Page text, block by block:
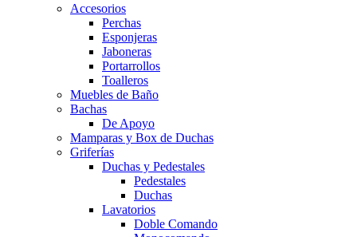
Accesorios
Perchas
Esponjeras
Jaboneras
Portarrollos
Toalleros
Muebles de Baño
Bachas
De Apoyo
Mamparas y Box de Duchas
Griferías
Duchas y Pedestales
Pedestales
Duchas
Lavatorios
Doble Comando